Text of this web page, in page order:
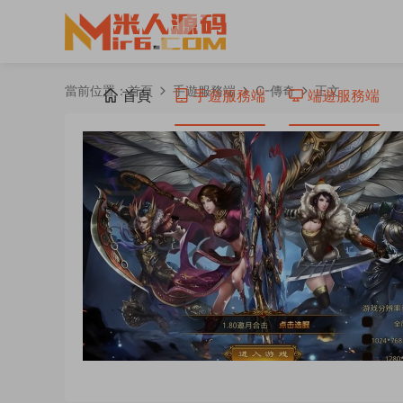
首頁 手遊服務端 端遊服務端
當前位置：首頁 手遊服務端 C-傳奇 正文